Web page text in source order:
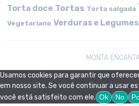
Torta doce Tortas Torta salgada
Vegetariano Verduras e Legumes
MONTA
Usamos cookies para garantir que
em nosso site. Se você continuar a usar
você está satisfeito com ele. Ok No